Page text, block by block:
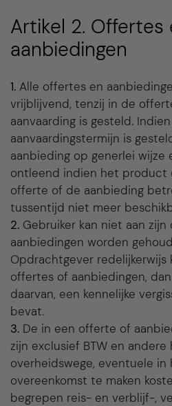
Artikel 2. Offertes
aanbiedingen
1. Alle offertes en
vrijblijvend, tenzij in de
aanvaarding is gesteld.
aanvaardingstermijn is
aanbieding op generlei wijze
ontleend indien het product
offerte of de aanbieding
tussentijd niet meer
2. Gebruiker kan niet aan
aanbiedingen worden
Opdrachtgever
offertes of aanbiedingen,
daarvan, een kennelijke
bevat.
3. De in een offerte of
zijn exclusief BTW en andere
overheidswege, eventuele in
overeenkomst te maken
begrepen reis- en verblijf-,